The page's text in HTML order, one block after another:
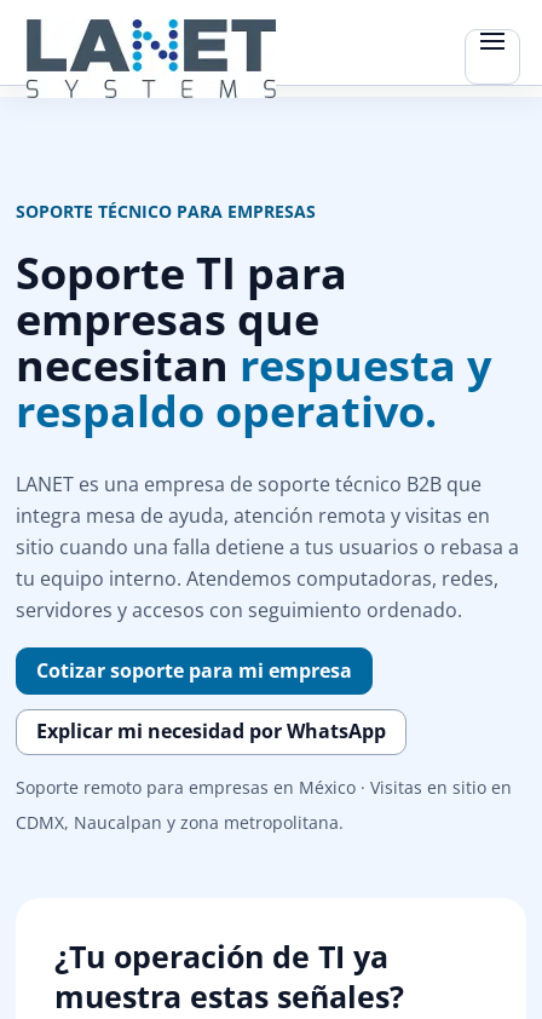
SOPORTE TÉCNICO PARA EMPRESAS
Soporte TI para
empresas que
necesitan respuesta y
respaldo operativo.
LANET es una empresa de soporte técnico B2B que
integra mesa de ayuda, atención remota y visitas en
sitio cuando una falla detiene a tus usuarios o rebasa a
tu equipo interno. Atendemos computadoras, redes,
servidores y accesos con seguimiento ordenado.
Cotizar soporte para mi empresa
Explicar mi necesidad por WhatsApp
Soporte remoto para empresas en México · Visitas en sitio en
CDMX, Naucalpan y zona metropolitana.
¿Tu operación de TI ya
muestra estas señales?